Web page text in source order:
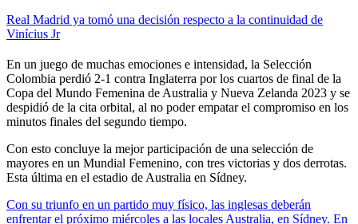
Real Madrid ya tomó una decisión respecto a la continuidad de
Vinícius Jr
En un juego de muchas emociones e intensidad, la Selección
Colombia perdió 2-1 contra Inglaterra por los cuartos de final de la
Copa del Mundo Femenina de Australia y Nueva Zelanda 2023 y se
despidió de la cita orbital, al no poder empatar el compromiso en los
minutos finales del segundo tiempo.
Con esto concluye la mejor participación de una selección de
mayores en un Mundial Femenino, con tres victorias y dos derrotas.
Esta última en el estadio de Australia en Sídney.
Con su triunfo en un partido muy físico, las inglesas deberán
enfrentar el próximo miércoles a las locales Australia, en Sídney. En